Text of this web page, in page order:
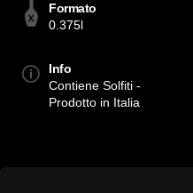
Formato
0.375l
Info
Contiene Solfiti -
Prodotto in Italia